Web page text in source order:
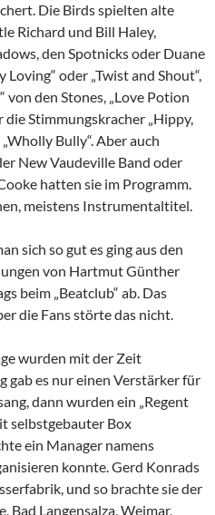
Die Birds spielten alte
Richard und Bill Haley,
den Spotnicks oder Duane
oder „Twist and Shout“,
von den Stones, „Love Potion
die Stimmungskracher „Hippy,
Bully“. Aber auch
New Vaudeville Band oder
hatten sie im Programm.
meistens Instrumentaltitel.
sich so gut es ging aus den
von Hartmut Günther
beim „Beatclub“ ab. Das
die Fans störte das nicht.
wurden mit der Zeit
gab es nur einen Verstärker für
dann wurden ein „Regent
selbstgebauter Box
ein Manager namens
konnte. Gerd Konrads
und so brachte sie der
Bad Langensalza, Weimar,